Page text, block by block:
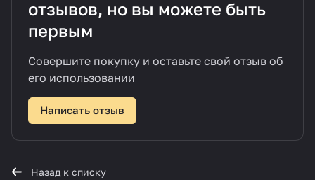
отзывов, но вы можете быть
первым
Совершите покупку и оставьте свой отзыв об
его использовании
Написать отзыв
Назад к списку